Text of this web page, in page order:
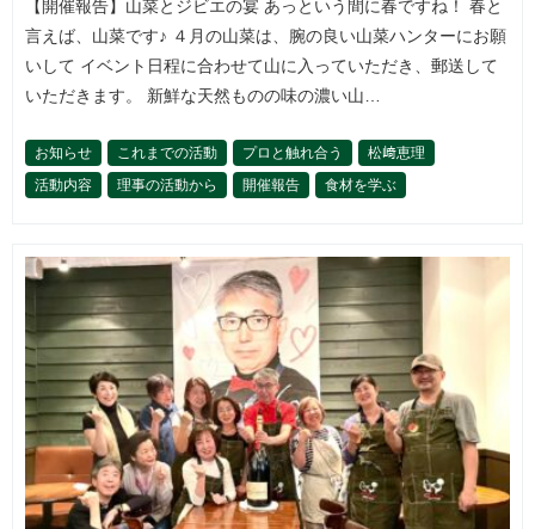
【開催報告】山菜とジビエの宴 あっという間に春ですね！ 春と
言えば、山菜です♪ ４月の山菜は、腕の良い山菜ハンターにお願
いして イベント日程に合わせて山に入っていただき、郵送して
いただきます。 新鮮な天然ものの味の濃い山…
お知らせ これまでの活動 プロと触れ合う
松﨑恵理
活動内容
理事の活動から 開催報告 食材を学ぶ